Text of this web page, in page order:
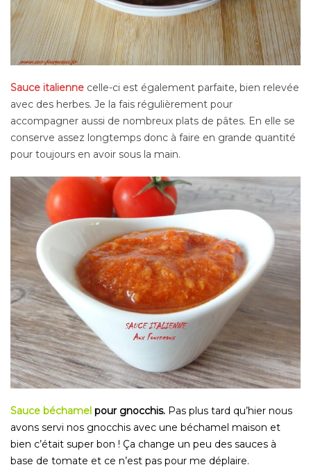
Sauce italienne celle-ci est également parfaite, bien relevée
avec des herbes. Je la fais régulièrement pour
accompagner aussi de nombreux plats de pâtes. En elle se
conserve assez longtemps donc à faire en grande quantité
pour toujours en avoir sous la main.
Sauce béchamel pour gnocchis. Pas plus tard qu’hier nous
avons servi nos gnocchis avec une béchamel maison et
bien c’était super bon ! Ça change un peu des sauces à
base de tomate et ce n’est pas pour me déplaire.